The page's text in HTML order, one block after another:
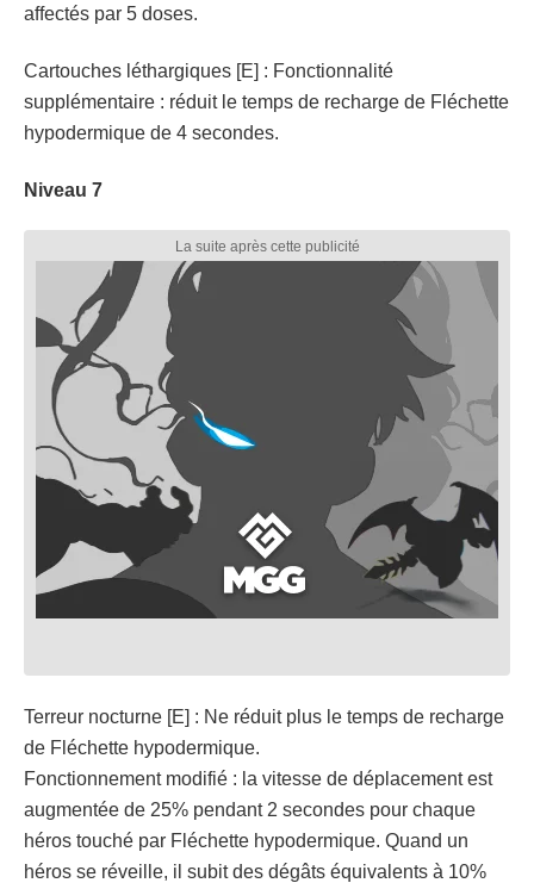
affectés par 5 doses.
Cartouches léthargiques [E] : Fonctionnalité
supplémentaire : réduit le temps de recharge de Fléchette
hypodermique de 4 secondes.
Niveau 7
Terreur nocturne [E] : Ne réduit plus le temps de recharge
de Fléchette hypodermique.
Fonctionnement modifié : la vitesse de déplacement est
augmentée de 25% pendant 2 secondes pour chaque
héros touché par Fléchette hypodermique. Quand un
héros se réveille, il subit des dégâts équivalents à 10%